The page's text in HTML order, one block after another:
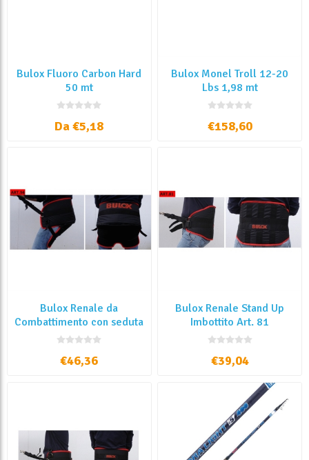
Bulox Fluoro Carbon Hard
50 mt
Da €5,18
Bulox Monel Troll 12-20
Lbs 1,98 mt
€158,60
Bulox Renale da
Combattimento con seduta
regolabile Art. 94
€46,36
Bulox Renale Stand Up
Imbottito Art. 81
€39,04